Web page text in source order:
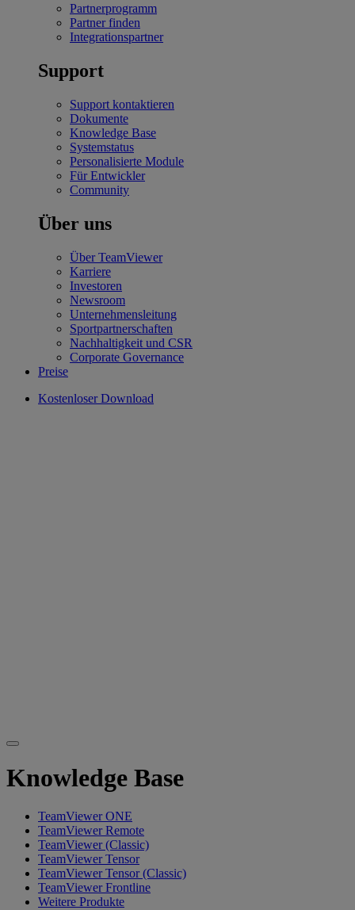
Partnerprogramm
Partner finden
Integrationspartner
Support
Support kontaktieren
Dokumente
Knowledge Base
Systemstatus
Personalisierte Module
Für Entwickler
Community
Über uns
Über TeamViewer
Karriere
Investoren
Newsroom
Unternehmensleitung
Sportpartnerschaften
Nachhaltigkeit und CSR
Corporate Governance
Preise
Kostenloser Download
Knowledge Base
TeamViewer ONE
TeamViewer Remote
TeamViewer (Classic)
TeamViewer Tensor
TeamViewer Tensor (Classic)
TeamViewer Frontline
Weitere Produkte